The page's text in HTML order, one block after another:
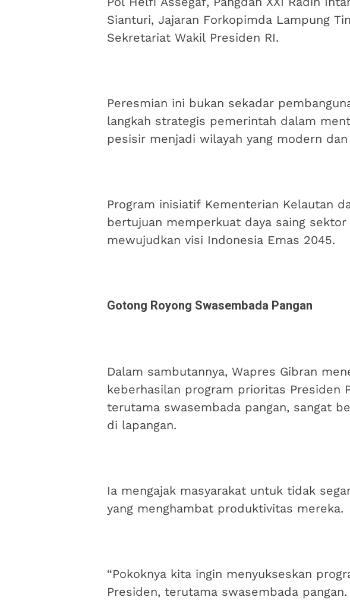
Sianturi, Jajaran Forkopimda Lampung
Sekretariat Wakil Presiden RI.
Peresmian ini bukan sekadar
langkah strategis pemerintah dalam
pesisir menjadi wilayah yang modern
Program inisiatif Kementerian Kelautan
bertujuan memperkuat daya saing
mewujudkan visi Indonesia Emas 2045.
Gotong Royong Swasembada Pangan
Dalam sambutannya, Wapres Gibran
keberhasilan program prioritas Presiden
terutama swasembada pangan, sangat
di lapangan.
Ia mengajak masyarakat untuk tidak
yang menghambat produktivitas mereka.
“Pokoknya kita ingin menyukseskan
Presiden, terutama swasembada